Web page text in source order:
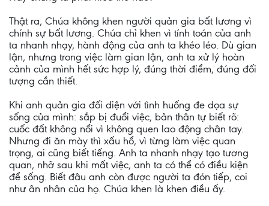
Thật ra, Chúa không khen người quản gia bất lương vì
chính sự bất lương. Chúa chỉ khen vì tính toán của anh
ta nhanh nhạy, hành động của anh ta khéo léo. Dù gian
lận, nhưng trong việc làm gian lận, anh ta xử lý hoàn
cảnh của mình hết sức hợp lý, đúng thời điểm, đúng đối
tượng cần thiết.
Khi anh quản gia đối diện với tình huống đe dọa sự
sống của mình: sắp bị đuổi việc, bản thân tự biết rõ:
cuốc đất không nổi vì không quen lao động chân tay.
Nhưng đi ăn mày thì xấu hổ, vì từng làm việc quan
trọng, ai cũng biết tiếng. Anh ta nhanh nhạy tạo tương
quan, nhỡ sau khi mất việc, anh ta có thể có điều kiện
để sống. Biết đâu anh còn được người ta đón tiếp, coi
như ân nhân của họ. Chúa khen là khen điều ấy.